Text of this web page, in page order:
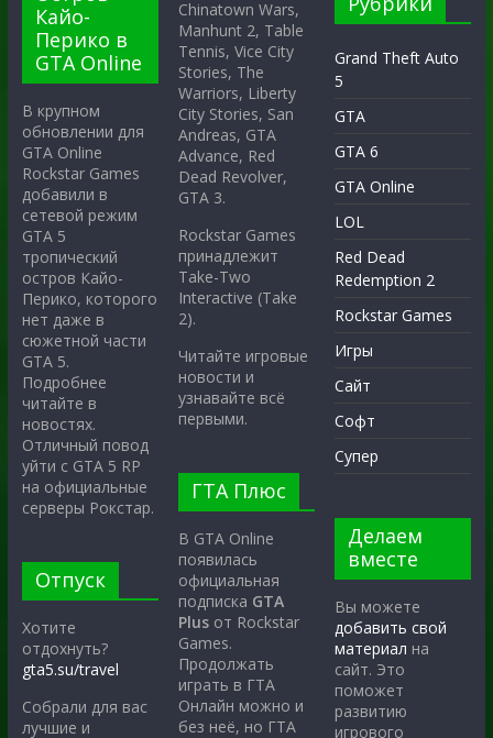
Кайо-
Перико в
GTA Online
В крупном
обновлении для
GTA Online
Rockstar Games
добавили в
сетевой режим
GTA 5
тропический
остров Кайо-
Перико, которого
нет даже в
сюжетной части
GTA 5.
Подробнее
читайте в
новостях.
Отличный повод
уйти с GTA 5 RP
на официальные
серверы Рокстар.
Отпуск
Хотите
отдохнуть?
gta5.su/travel
Собрали для вас
лучшие и
Chinatown Wars,
Manhunt 2, Table
Tennis, Vice City
Stories, The
Warriors, Liberty
City Stories, San
Andreas, GTA
Advance, Red
Dead Revolver,
GTA 3.
Rockstar Games
принадлежит
Take-Two
Interactive (Take
2).
Читайте игровые
новости и
узнавайте всё
первыми.
ГТА Плюс
В GTA Online
появилась
официальная
подписка GTA
Plus от Rockstar
Games.
Продолжать
играть в ГТА
Онлайн можно и
без неё, но ГТА
Grand Theft Auto
5
GTA
GTA 6
GTA Online
LOL
Red Dead
Redemption 2
Rockstar Games
Игры
Сайт
Софт
Супер
Делаем
вместе
Вы можете
добавить свой
материал на
сайт. Это
поможет
развитию
игрового